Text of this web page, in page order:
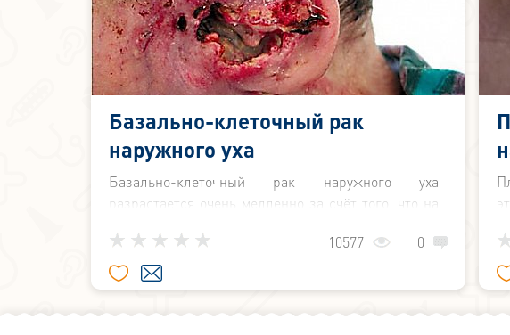
Базально-клеточный рак
наружного уха
Базально-клеточный рак наружного уха
разрастается очень медленно за счёт того, что на
надхрящница и хрящ.
10577 0